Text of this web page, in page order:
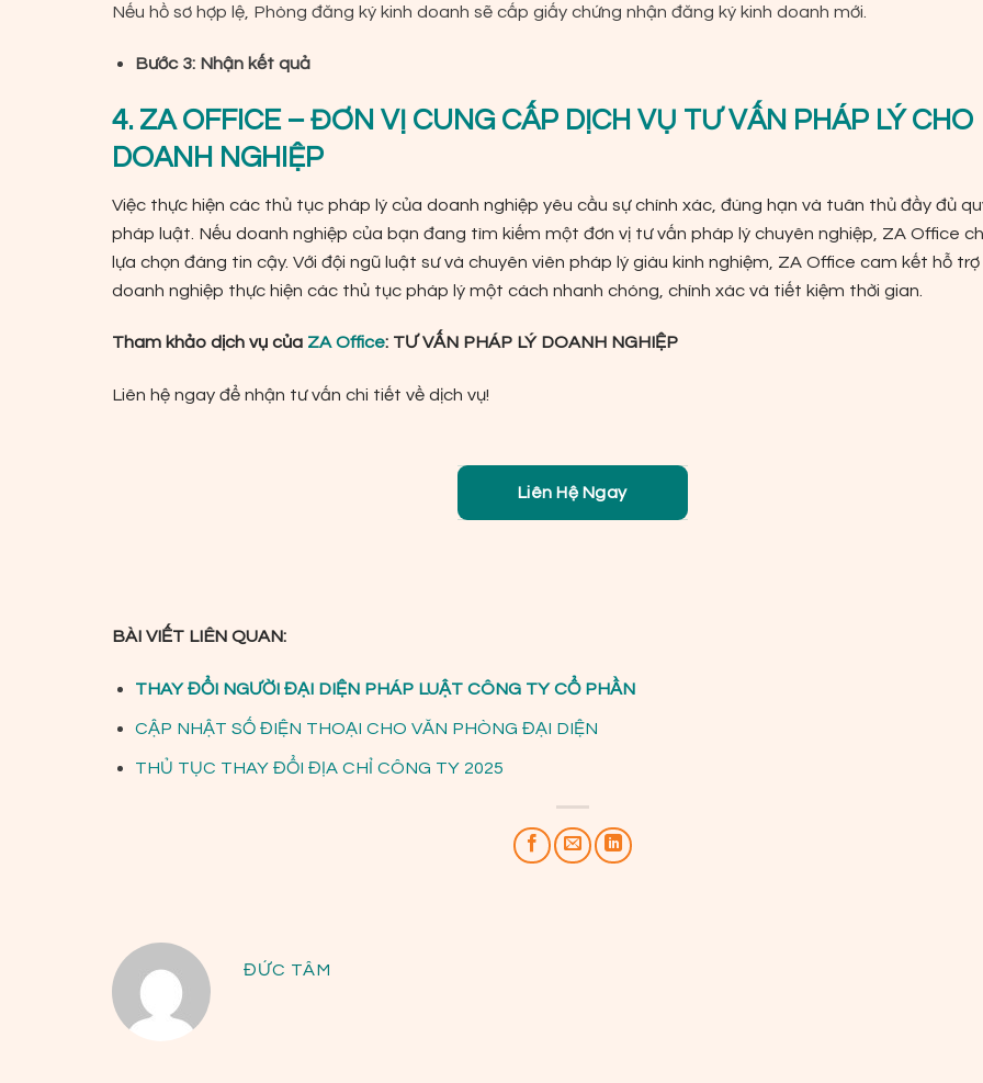
Nếu hồ sơ hợp lệ, Phòng đăng ký kinh doanh sẽ cấp giấy chứng nhận đăng ký kinh doanh mới.
Bước 3: Nhận kết quả
4. ZA OFFICE – ĐƠN VỊ CUNG CẤP DỊCH VỤ TƯ VẤN PHÁP LÝ CHO
DOANH NGHIỆP
Việc thực hiện các thủ tục pháp lý của doanh nghiệp yêu cầu sự chính xác, đúng hạn và tuân thủ đầy đủ
pháp luật. Nếu doanh nghiệp của bạn đang tìm kiếm một đơn vị tư vấn pháp lý chuyên nghiệp, ZA Office
lựa chọn đáng tin cậy. Với đội ngũ luật sư và chuyên viên pháp lý giàu kinh nghiệm, ZA Office cam kết hỗ trợ
doanh nghiệp thực hiện các thủ tục pháp lý một cách nhanh chóng, chính xác và tiết kiệm thời gian.
Tham khảo dịch vụ của ZA Office: TƯ VẤN PHÁP LÝ DOANH NGHIỆP
Liên hệ ngay để nhận tư vấn chi tiết về dịch vụ!
Liên Hệ Ngay
BÀI VIẾT LIÊN QUAN:
THAY ĐỔI NGƯỜI ĐẠI DIỆN PHÁP LUẬT CÔNG TY CỔ PHẦN
CẬP NHẬT SỐ ĐIỆN THOẠI CHO VĂN PHÒNG ĐẠI DIỆN
THỦ TỤC THAY ĐỔI ĐỊA CHỈ CÔNG TY 2025
ĐỨC TÂM